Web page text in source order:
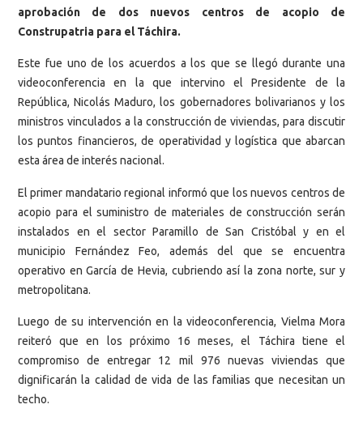
aprobación de dos nuevos centros de acopio de
Construpatria para el Táchira.
Este fue uno de los acuerdos a los que se llegó durante una
videoconferencia en la que intervino el Presidente de la
República, Nicolás Maduro, los gobernadores bolivarianos y los
ministros vinculados a la construcción de viviendas, para discutir
los puntos financieros, de operatividad y logística que abarcan
esta área de interés nacional.
El primer mandatario regional informó que los nuevos centros de
acopio para el suministro de materiales de construcción serán
instalados en el sector Paramillo de San Cristóbal y en el
municipio Fernández Feo, además del que se encuentra
operativo en García de Hevia, cubriendo así la zona norte, sur y
metropolitana.
Luego de su intervención en la videoconferencia, Vielma Mora
reiteró que en los próximo 16 meses, el Táchira tiene el
compromiso de entregar 12 mil 976 nuevas viviendas que
dignificarán la calidad de vida de las familias que necesitan un
techo.